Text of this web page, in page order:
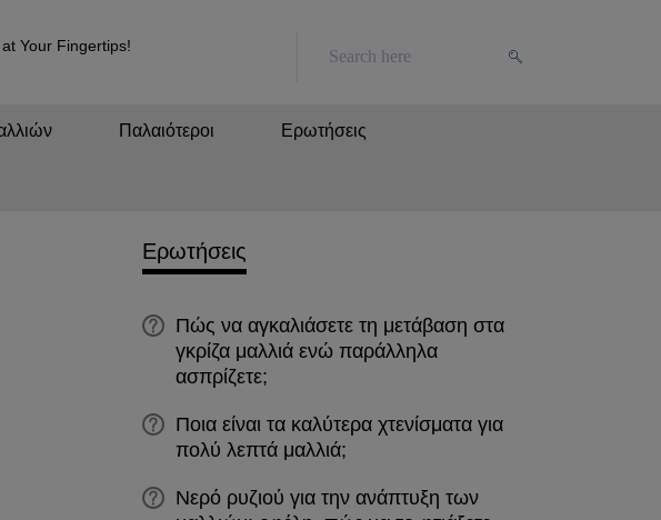
Your Fingertips!
Παλαιότεροι Ερωτήσεις
Ερωτήσεις
Πώς να αγκαλιάσετε τη μετάβαση στα
γκρίζα μαλλιά ενώ παράλληλα
ασπρίζετε;
Ποια είναι τα καλύτερα χτενίσματα για
πολύ λεπτά μαλλιά;
Νερό ρυζιού για την ανάπτυξη των